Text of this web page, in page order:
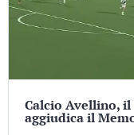
Calcio Avellino,
aggiudica il